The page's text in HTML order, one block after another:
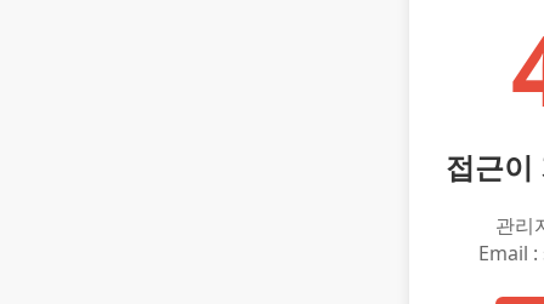
접근이
관리
Email